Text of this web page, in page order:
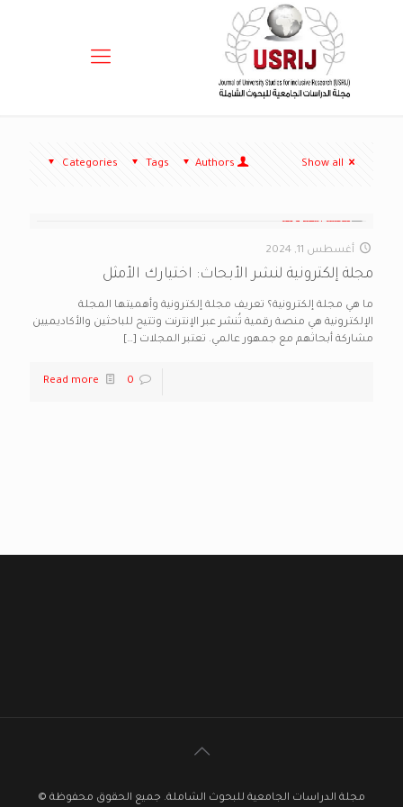
Categories Tags Authors Show all
أغسطس 11, 2024
مجلة إلكترونية لنشر الأبحاث: اختيارك الأمثل
ما هي مجلة إلكترونية؟ تعريف مجلة إلكترونية وأهميتها المجلة
الإلكترونية هي منصة رقمية تُنشر عبر الإنترنت وتتيح للباحثين والأكاديميين
مشاركة أبحاثهم مع جمهور عالمي. تعتبر المجلات […]
0
Read more
مجلة الدراسات الجامعية للبحوث الشاملة. جميع الحقوق محفوظة ©